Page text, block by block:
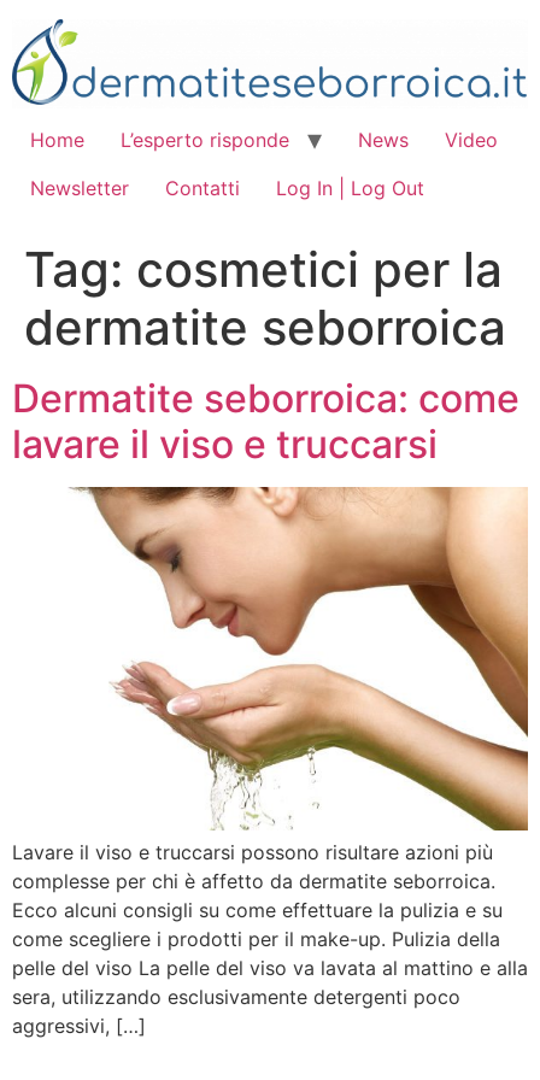
contenuto
Home L’esperto risponde News
Video
Newsletter
Contatti Log In | Log Out
Tag: cosmetici per la
dermatite seborroica
Dermatite seborroica: come
lavare il viso e truccarsi
Lavare il viso e truccarsi possono risultare azioni più
complesse per chi è affetto da dermatite seborroica.
Ecco alcuni consigli su come effettuare la pulizia e su
come scegliere i prodotti per il make-up. Pulizia della
pelle del viso La pelle del viso va lavata al mattino e alla
sera, utilizzando esclusivamente detergenti poco
aggressivi, […]